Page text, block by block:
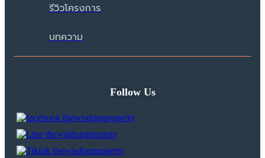
รีวิวโครงการ
บทความ
Follow Us